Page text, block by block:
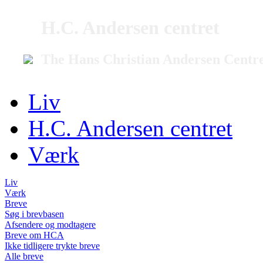
Liv
H.C. Andersen centret
Værk
Liv
Værk
Breve
Søg i brevbasen
Afsendere og modtagere
Breve om HCA
Ikke tidligere trykte breve
Alle breve